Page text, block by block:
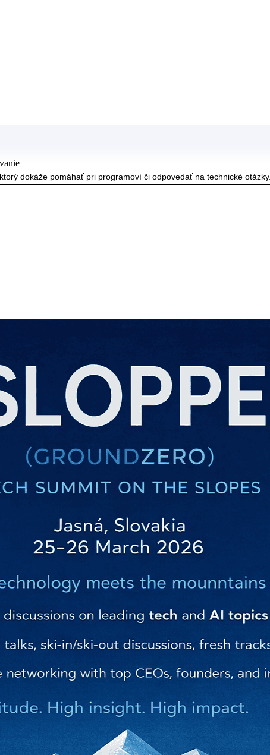
dokáže pomáhať pri programoví či odpovedať na technické otázky.